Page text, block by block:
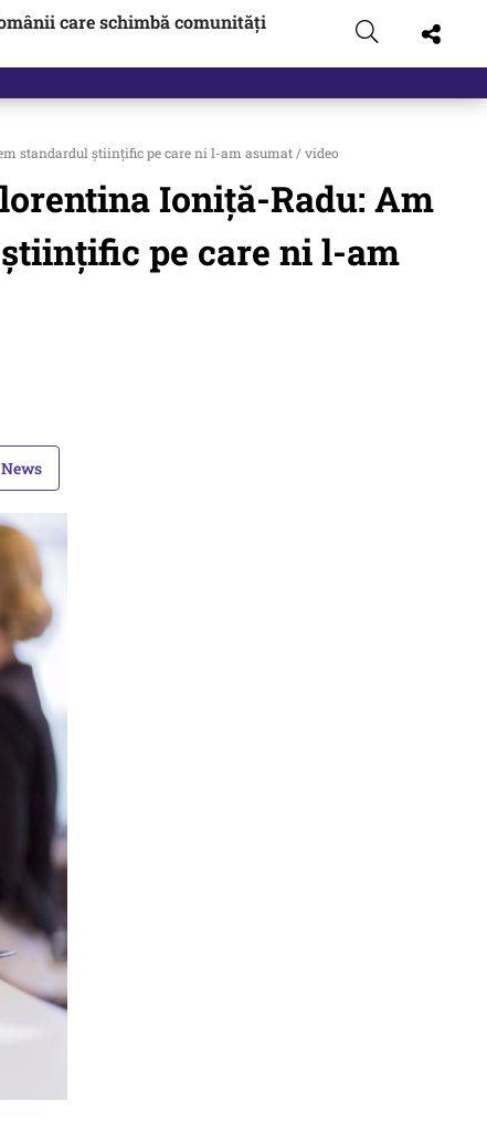
care schimbă comunități
standardul științific pe care ni l-am asumat / video
Ioniță-Radu: Am
pe care ni l-am